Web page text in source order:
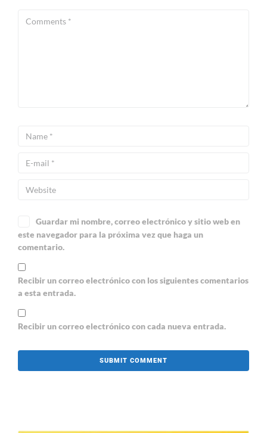
Guardar mi nombre, correo electrónico y sitio web en
este navegador para la próxima vez que haga un
comentario.
Recibir un correo electrónico con los siguientes comentarios
a esta entrada.
Recibir un correo electrónico con cada nueva entrada.